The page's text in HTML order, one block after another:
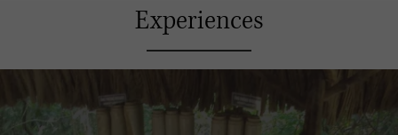
Experiences